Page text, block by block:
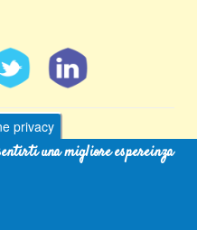
- email
privacy
una migliore espereinza